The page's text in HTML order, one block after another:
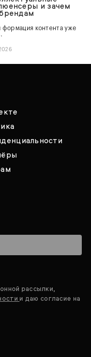
и зачем
формация контента уже
рассылки,
и даю согласие на